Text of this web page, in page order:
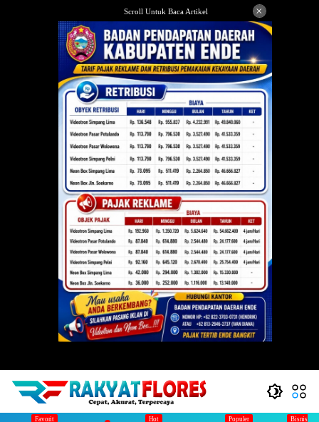
Scroll Untuk Baca Artikel ×